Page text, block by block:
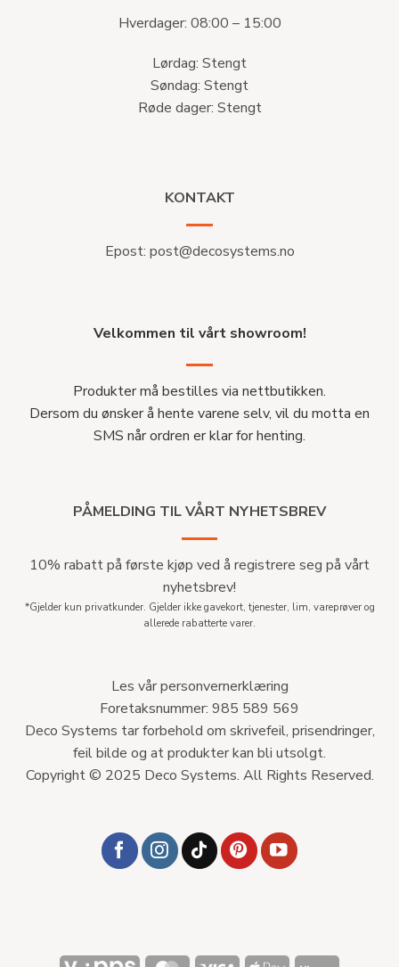
Hverdager: 08:00 – 15:00
Lørdag: Stengt
Søndag: Stengt
Røde dager: Stengt
KONTAKT
Epost: post@decosystems.no
Velkommen til vårt showroom!
Produkter må bestilles via nettbutikken.
Dersom du ønsker å hente varene selv, vil du motta en
SMS når ordren er klar for henting.
PÅMELDING TIL VÅRT NYHETSBREV
10% rabatt på første kjøp ved å registrere seg på vårt
nyhetsbrev!
*Gjelder kun privatkunder. Gjelder ikke gavekort, tjenester, lim, vareprøver og
allerede rabatterte varer.
Les vår personvernerklæring
Foretaksnummer: 985 589 569
Deco Systems tar forbehold om skrivefeil, prisendringer,
feil bilde og at produkter kan bli utsolgt.
Copyright © 2025 Deco Systems. All Rights Reserved.